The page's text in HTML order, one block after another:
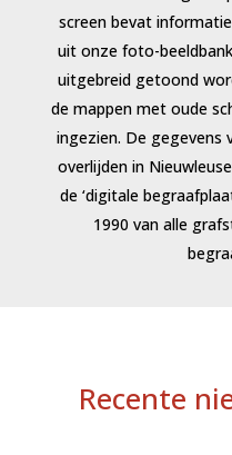
screen bevat
uit onze foto-
uitgebreid getoond
de mappen met oude
ingezien. De gegevens
overlijden in
de ‘digitale
1990 van alle
Recente